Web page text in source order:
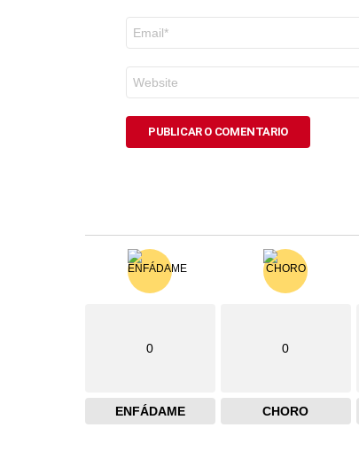
electrónico
*
0
ENFÁDAME
0
CHORO